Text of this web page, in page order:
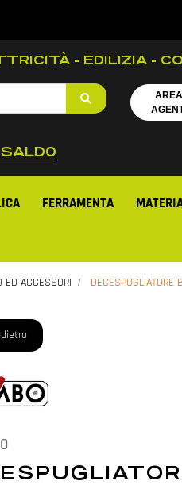
- EDILIZIA -
AREA
SALD0
FERRAMENTA
ED ACCESSORI DECESPUGLIATORE